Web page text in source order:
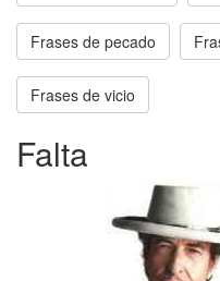
Frases de pecado
Frases de vicio
Falta